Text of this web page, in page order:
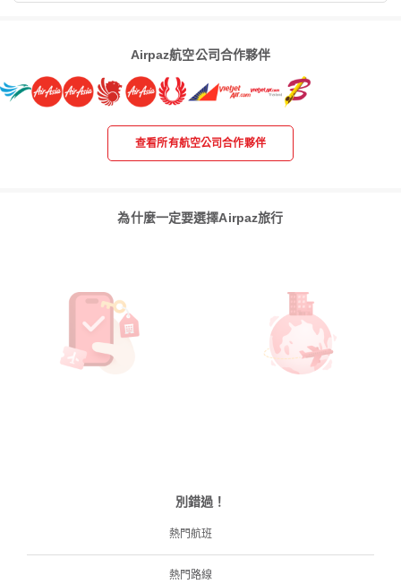
Airpaz航空公司合作夥伴
查看所有航空公司合作夥伴
為什麼一定要選擇Airpaz旅行
別錯過！
熱門航班
熱門路線